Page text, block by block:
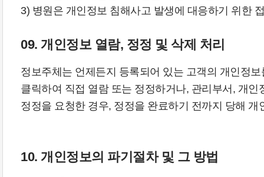
3) 병원은 개인정보 침해사고 발생에 대응하기 위한
09. 개인정보 열람, 정정 및 삭제 처리
정보주체는 언제든지 등록되어 있는 고객의 개인정
클릭하여 직접 열람 또는 정정하거나, 관리부서, 개
정정을 요청한 경우, 정정을 완료하기 전까지 당해 개
10. 개인정보의 파기절차 및 그 방법